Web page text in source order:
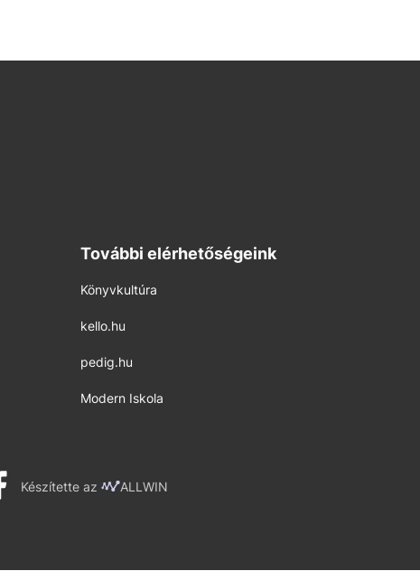
További elérhetőségeink
Könyvkultúra
kello.hu
pedig.hu
Modern Iskola
Készítette az ALLWIN